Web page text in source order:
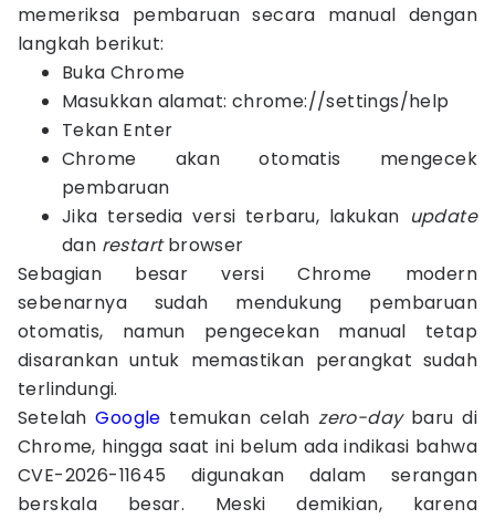
memeriksa pembaruan secara manual dengan
langkah berikut:
Buka Chrome
Masukkan alamat: chrome://settings/help
Tekan Enter
Chrome akan otomatis mengecek
pembaruan
Jika tersedia versi terbaru, lakukan update
dan restartbrowser
Sebagian besar versi Chrome modern
sebenarnya sudah mendukung pembaruan
otomatis, namun pengecekan manual tetap
disarankan untuk memastikan perangkat sudah
terlindungi.
SetelahGoogle temukan celahzero-day baru di
Chrome, hingga saat ini belum ada indikasi bahwa
CVE-2026-11645 digunakan dalam serangan
berskala besar. Meski demikian, karena